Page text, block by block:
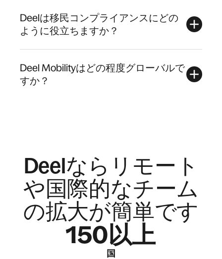
Deelは移民コンプライアンスにどの
ように役立ちますか？
Deel Mobilityはどの程度グローバルで
すか？
Deelならリモート
や国際的なチーム
の拡大が簡単です
150以上
国